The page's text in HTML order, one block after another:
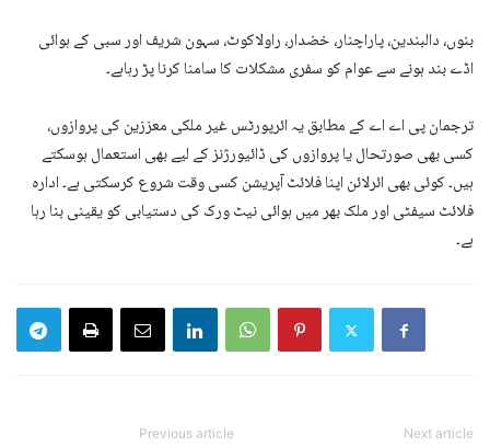
بنوں، دالبندین، پاراچنار، خضدار، راولاکوٹ، سہون شریف اور سبی کے ہوائی
اڈے بند ہونے سے عوام کو سفری مشکلات کا سامنا کرنا پڑ رہاہے۔
ترجمان پی اے اے کے مطابق یہ ائرپورٹس غیر ملکی معززین کی پروازوں،
کسی بھی صورتحال یا پروازوں کی ڈائیورژنز کے لیے بھی استعمال ہوسکتے
ہیں۔ کوئی بھی ائرلائن اپنا فلائٹ آپریشن کسی وقت شروع کرسکتی ہے۔ ادارہ
فلائٹ سیفٹی اور ملک بھر میں ہوائی نیٹ ورک کی دستیابی کو یقینی بنا رہا
ہے۔
Previous article Next article